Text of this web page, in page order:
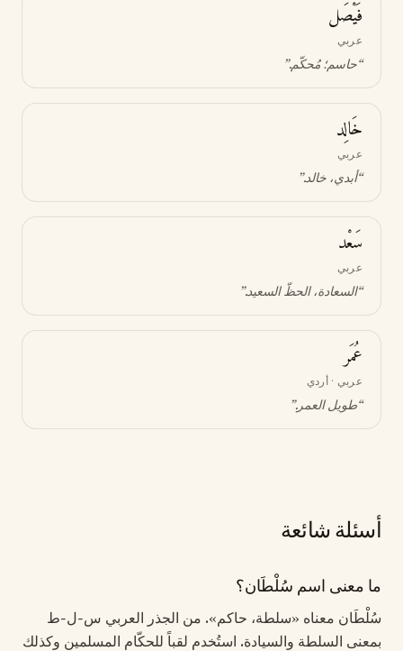
فَيْصَل
عربي
“حاسم؛ مُحكّم.”
خَالِد
عربي
“أبدي، خالد.”
سَعْد
عربي
“السعادة، الحظّ السعيد.”
عُمَر
عربي · أردي
“طويل العمر.”
أسئلة شائعة
ما معنى اسم سُلْطَان؟
سُلْطَان معناه «سلطة، حاكم». من الجذر العربي س-ل-ط
بمعنى السلطة والسيادة. استُخدم لقباً للحكّام المسلمين وكذلك